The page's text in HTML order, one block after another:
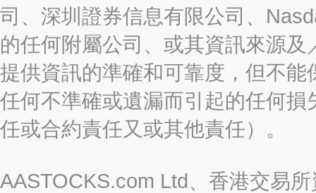
司、深圳證券信息有限公司、
的任何附屬公司、或其資訊來源
提供資訊的準確和可靠度，但不
任何不準確或遺漏而引起的任何
任或合約責任又或其他責任）。
AASTOCKS.com Ltd、香港交易